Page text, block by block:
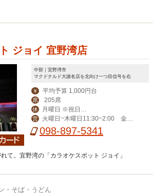
ジョイ 宜野湾店
中部｜宜野湾市
マクドナルド大謝名店を北向け一つ目信号を右
￥ 平均予算 1,000円台
席 205席
休
祝前日は営業
営
火曜日~木曜日11:30~2:00 金曜
日11:30~3:00 土曜日11:00~4:00 日
098-897-5341
て。宜野湾の「カラオケスポット ジョイ」
・そば・うどん